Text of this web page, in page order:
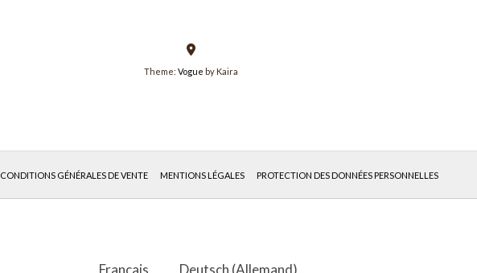
Theme: Vogue by Kaira
CONDITIONS GÉNÉRALES DE VENTE MENTIONS LÉGALES PROTECTION DES DONNÉES PERSONNELLES
Français Deutsch (Allemand)